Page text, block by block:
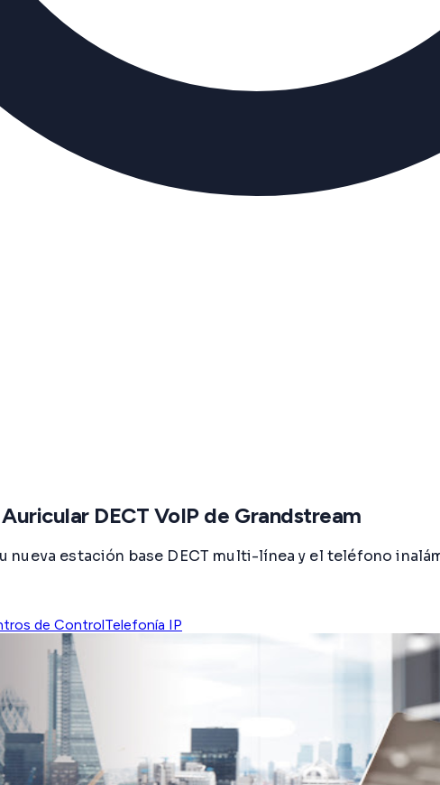
DECT VoIP de Grandstream
nueva estación base DECT multi-línea y el teléfono
de ControlTelefonía IP